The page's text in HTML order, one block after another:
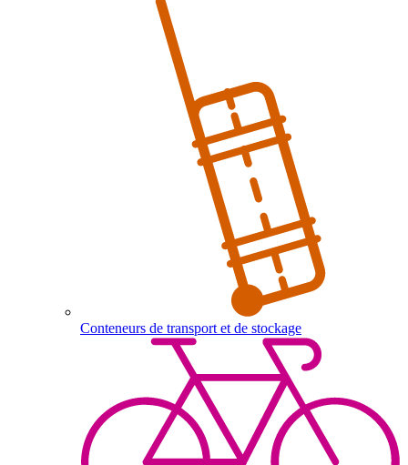
Conteneurs de transport et de stockage